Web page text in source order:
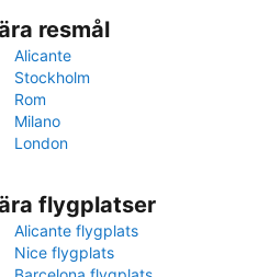
resmål
Alicante
Stockholm
Rom
Milano
London
flygplatser
Alicante flygplats
Nice flygplats